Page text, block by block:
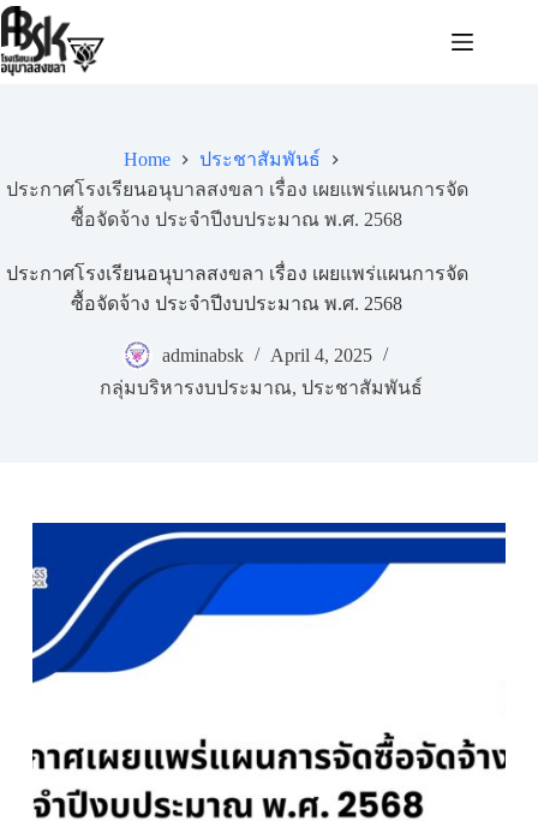
Home
ประชาสัมพันธ์
ประกาศโรงเรียนอนุบาลสงขลา เรื่อง เผยแพร่แผนการจัด
ซื้อจัดจ้าง ประจำปีงบประมาณ พ.ศ. 2568
ประกาศโรงเรียนอนุบาลสงขลา เรื่อง เผยแพร่แผนการจัด
ซื้อจัดจ้าง ประจำปีงบประมาณ พ.ศ. 2568
adminabsk
April 4, 2025
กลุ่มบริหารงบประมาณ, ประชาสัมพันธ์